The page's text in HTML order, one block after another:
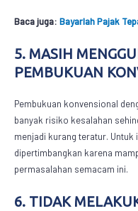
Baca juga:Bayarlah Pajak
5. MASIH
PEMBUKUAN
Pembukuan konvensional
banyak risiko kesalahan
menjadi kurang teratur. Untuk
dipertimbangkan karena
permasalahan semacam ini.
6. TIDAK